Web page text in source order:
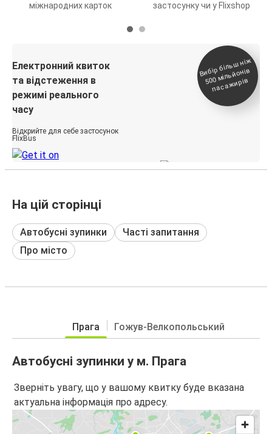
міжнародних карток
застосунку чи у Flixshop
Електронний квиток
та відстеження в
режимі реального
часу
Відкрийте для себе застосунок
FlixBus
Вибір біль
ш ні
ж
500
мільйонів
паса
жирів
На цій сторінці
Автобусні зупинки
Часті запитання
Про місто
Прага Гожув-Велкопольський
Автобусні зупинки у м. Прага
Зверніть увагу, що у вашому квитку буде вказана
актуальна інформація про адресу.